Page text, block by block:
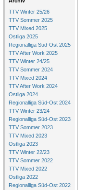
TTV Winter 25/26
TTV Sommer 2025
TTV Mixed 2025
Ostliga 2025
Regionalliga Süd-Ost 2025
TTV After Work 2025
TTV Winter 24/25
TTV Sommer 2024
TTV Mixed 2024
TTV After Work 2024
Ostliga 2024
Regionalliga Süd-Ost 2024
TTV Winter 23/24
Regionalliga Süd-Ost 2023
TTV Sommer 2023
TTV Mixed 2023
Ostliga 2023
TTV Winter 22/23
TTV Sommer 2022
TTV Mixed 2022
Ostliga 2022
Regionalliga Süd-Ost 2022